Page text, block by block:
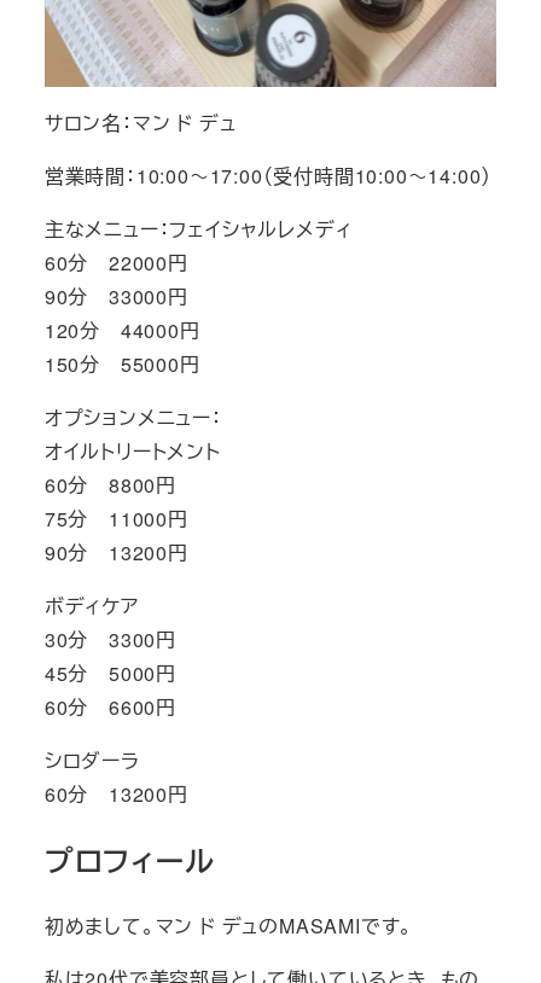
サロン名：マン ド デュ
営業時間：10:00～17:00（受付時間10:00～14:00）
主なメニュー：フェイシャルレメディ
60分 22000円
90分 33000円
120分 44000円
150分 55000円
オプションメニュー：
オイルトリートメント
60分 8800円
75分 11000円
90分 13200円
ボディケア
30分 3300円
45分 5000円
60分 6600円
シロダーラ
60分 13200円
プロフィール
初めまして。マン ド デュのMASAMIです。